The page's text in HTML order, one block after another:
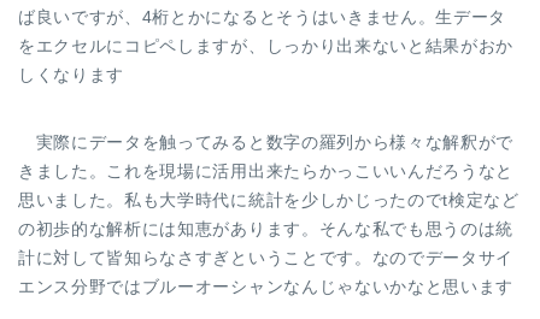
ば良いですが、4桁とかになるとそうはいきません。生データ
をエクセルにコピペしますが、しっかり出来ないと結果がおか
しくなります
実際にデータを触ってみると数字の羅列から様々な解釈がで
きました。これを現場に活用出来たらかっこいいんだろうなと
思いました。私も大学時代に統計を少しかじったのでt検定など
の初歩的な解析には知恵があります。そんな私でも思うのは統
計に対して皆知らなさすぎということです。なのでデータサイ
エンス分野ではブルーオーシャンなんじゃないかなと思います